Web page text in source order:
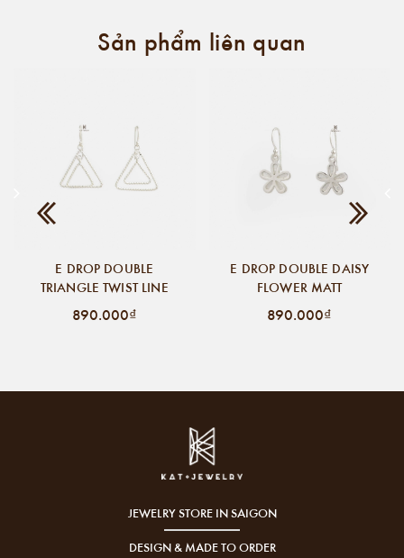
Sản phẩm liên quan
E DROP DOUBLE
TRIANGLE TWIST LINE
890.000₫
E DROP DOUBLE DAISY
FLOWER MATT
890.000₫
JEWELRY STORE IN SAIGON
DESIGN & MADE TO ORDER